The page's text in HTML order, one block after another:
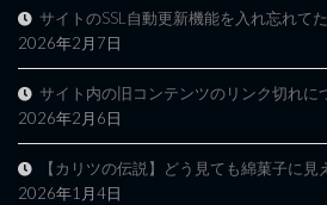
サイトのSSL自動更新機能を入れ忘れて
2026年2月7日
サイト内の旧コンテンツのリンク切れに
2026年2月6日
【カリツの伝説】どう見ても綿菓子に
2026年1月4日